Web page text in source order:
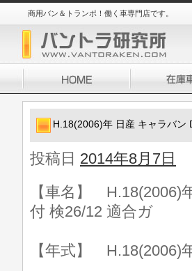
商用バン＆トランポ！働く車専門店です。
H.18(2006)年 日産 キャラバン
投稿日 2014年8月7日
【車名】 H.18(2006)
付 検26/12 適合ガ
【年式】 H.18(2006)